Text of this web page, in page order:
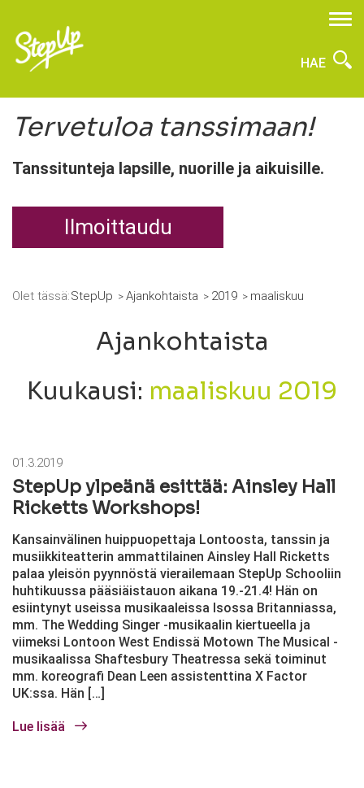
HAE
Tervetuloa tanssimaan!
Tanssitunteja lapsille, nuorille ja aikuisille.
Ilmoittaudu
Olet tässä:StepUp Ajankohtaista 2019 maaliskuu
Ajankohtaista
Kuukausi: maaliskuu 2019
01.3.2019
StepUp ylpeänä esittää: Ainsley Hall
Ricketts Workshops!
Kansainvälinen huippuopettaja Lontoosta, tanssin ja
musiikkiteatterin ammattilainen Ainsley Hall Ricketts
palaa yleisön pyynnöstä vierailemaan StepUp Schooliin
huhtikuussa pääsiäistauon aikana 19.-21.4! Hän on
esiintynyt useissa musikaaleissa Isossa Britanniassa,
mm. The Wedding Singer -musikaalin kiertueella ja
viimeksi Lontoon West Endissä Motown The Musical -
musikaalissa Shaftesbury Theatressa sekä toiminut
mm. koreografi Dean Leen assistenttina X Factor
UK:ssa. Hän […]
Lue lisää